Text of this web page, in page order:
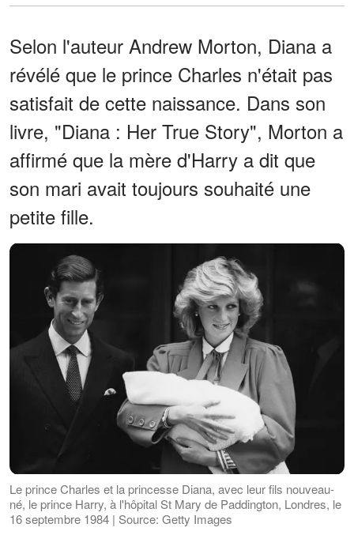
Selon l'auteur Andrew Morton, Diana a
révélé que le prince Charles n'était pas
satisfait de cette naissance. Dans son
livre, "Diana : Her True Story", Morton a
affirmé que la mère d'Harry a dit que
son mari avait toujours souhaité une
petite fille.
Le prince Charles et la princesse Diana, avec leur fils nouveau-
né, le prince Harry, à l'hôpital St Mary de Paddington, Londres, le
16 septembre 1984 | Source: Getty Images